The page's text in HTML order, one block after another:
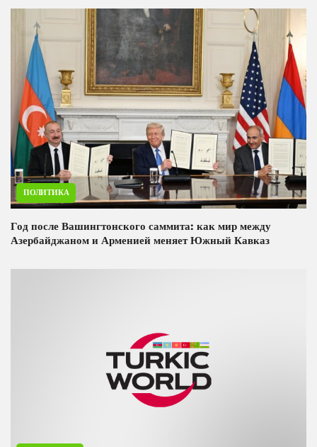
ПОЛИТИКА
Год после Вашингтонского саммита: как мир между
Азербайджаном и Арменией меняет Южный Кавказ